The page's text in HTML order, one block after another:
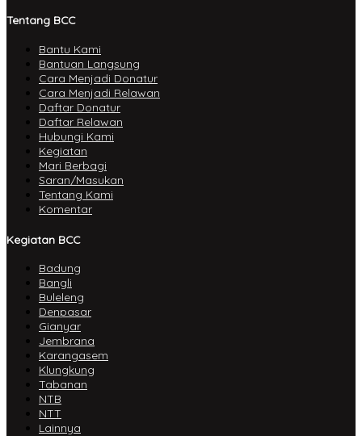
Tentang BCC
Bantu Kami
Bantuan Langsung
Cara Menjadi Donatur
Cara Menjadi Relawan
Daftar Donatur
Daftar Relawan
Hubungi Kami
Kegiatan
Mari Berbagi
Saran/Masukan
Tentang Kami
Komentar
Kegiatan BCC
Badung
Bangli
Buleleng
Denpasar
Gianyar
Jembrana
Karangasem
Klungkung
Tabanan
NTB
NTT
Lainnya